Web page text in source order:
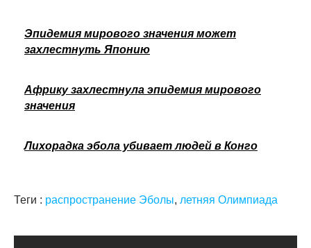
Эпидемия мирового значения может
захлестнуть Японию
Африку захлестнула эпидемия мирового
значения
Лихорадка эбола убивает людей в Конго
Теги : распространение Эболы, летняя Олимпиада